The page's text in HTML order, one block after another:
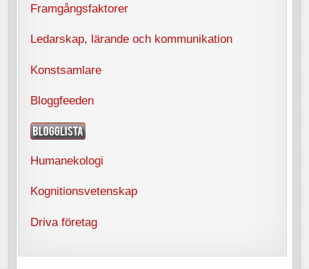
Framgångsfaktorer
Ledarskap, lärande och kommunikation
Konstsamlare
Bloggfeeden
Humanekologi
Kognitionsvetenskap
Driva företag